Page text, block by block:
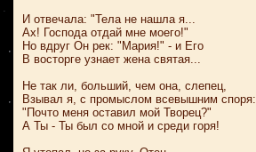
И отвечала: "Тела не нашла я...
Ах! Господа отдай мне моего!"
Но вдруг Он рек: "Мария!" - и Его
В восторге узнает жена святая...
Не так ли, больший, чем она, слепец,
Взывал я, с промыслом всевышним споря:
"Почто меня оставил мой Творец?"
А Ты - Ты был со мной и среди горя!